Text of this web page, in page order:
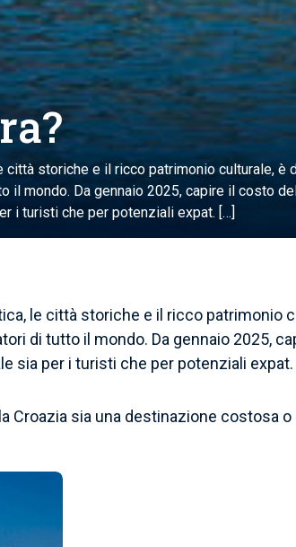
storiche e il ricco patrimonio culturale, è
il mondo. Da gennaio 2025, capire il costo
i turisti che per potenziali expat. […]
le città storiche e il ricco patrimonio
di tutto il mondo. Da gennaio 2025,
sia per i turisti che per potenziali expat.
Croazia sia una destinazione costosa o